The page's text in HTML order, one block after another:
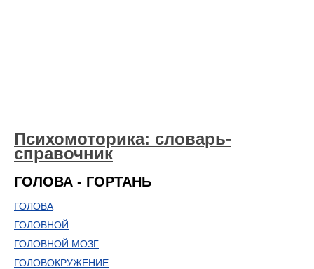
Психомоторика: cловарь-
справочник
ГОЛОВА - ГОРТАНЬ
ГОЛОВА
ГОЛОВНОЙ
ГОЛОВНОЙ МОЗГ
ГОЛОВОКРУЖЕНИЕ